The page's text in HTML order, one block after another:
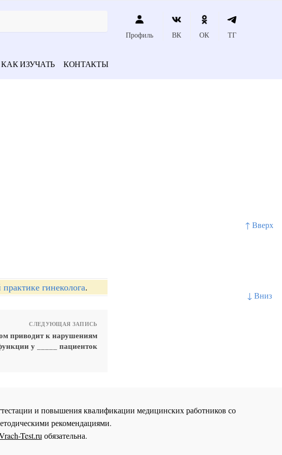
↑ Вверх
↓ Вниз
Профиль ВК ОК ТГ
КАК ИЗУЧАТЬ КОНТАКТЫ
гинеколога.
СЛЕДУЮЩАЯ ЗАПИСЬ
приводит к нарушениям
у _____ пациенток
и повышения квалификации медицинских работников со
рекомендациями.
Test.ruобязательна.